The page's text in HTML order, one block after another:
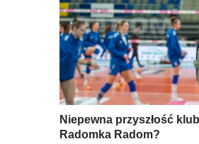
Niepewna przyszłość
Radomka Radom?